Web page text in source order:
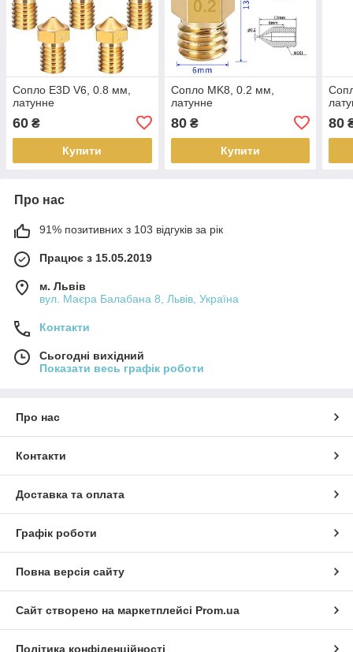
Сопло E3D V6, 0.8 мм,
латунне
60 ₴
Купити
Сопло MK8, 0.2 мм,
латунне
80₴
Купити
80
Про нас
91% позитивних з 103 відгуків за рік
Працює з 15.05.2019
м. Львів
вул. Маєра Балабана 8, Львів, Україна
Контакти
Сьогодні вихідний
Показати весь графік роботи
Про нас
Контакти
Доставка та оплата
Графік роботи
Повна версія сайту
Сайт створено на маркетплейсі Prom.ua
Політика конфіденційності